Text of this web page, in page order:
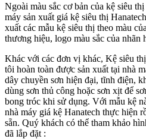
Ngoài màu sắc cơ bản của kệ siêu
máy sản xuất giá kệ siêu thị
xuất các mẫu kệ siêu thị theo màu
thương hiệu, logo màu sắc của nhãn
Khác với các đơn vị khác, Kệ siêu
tôi hoàn toàn được sản xuất tại nhà
dây chuyền sơn hiện đại, tĩnh điện,
dùng sơn thủ công hoặc sơn xịt để
bong tróc khi sử dụng. Với mẫu kệ
nhà máy giá kệ Hanatech thực hiện
sẵn. Quý khách có thể tham khảo
đã lắp đặt :